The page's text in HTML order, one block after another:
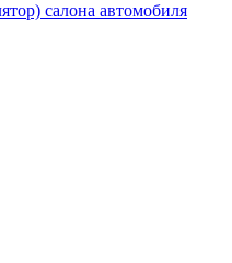
салона автомобиля